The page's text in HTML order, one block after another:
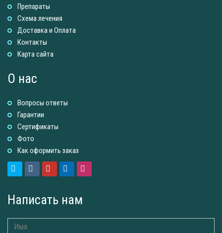
Препараты
Схема лечения
Доставка и Оплатa
Контакты
Карта сайта
О нас
Вопросы ответы
Гарантии
Сертификаты
Фото
Как оформить заказ
Написать нам